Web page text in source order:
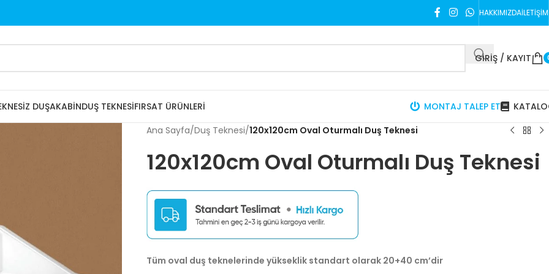
HAKKIMIZDAİLETIŞIM
GIRIŞ / KAYIT
DUŞAKABINDUŞ TEKNESIFIRSAT ÜRÜNLERI MONTAJ TALEP ET
Ana Sayfa/Duş Teknesi/120x120cm Oval Oturmalı Duş Teknesi
120x120cm Oval Oturmalı Duş Teknesi
Tüm oval duş teknelerinde yükseklik standart olarak 20+40 cm’dir